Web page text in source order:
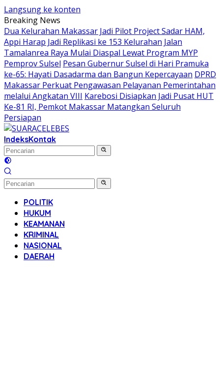
Langsung ke konten
Breaking News
Dua Kelurahan Makassar Jadi Pilot Project Sadar HAM,
Appi Harap Jadi Replikasi ke 153 Kelurahan Jalan
Tamalanrea Raya Mulai Diaspal Lewat Program MYP
Pemprov Sulsel Pesan Gubernur Sulsel di Hari Pramuka
ke-65: Hayati Dasadarma dan Bangun Kepercayaan DPRD
Makassar Perkuat Pengawasan Pelayanan Pemerintahan
melalui Angkatan VIII Karebosi Disiapkan Jadi Pusat HUT
Ke-81 RI, Pemkot Makassar Matangkan Seluruh
Persiapan
IndeksKontak
POLITIK
HUKUM
KEAMANAN
KRIMINAL
NASIONAL
DAERAH